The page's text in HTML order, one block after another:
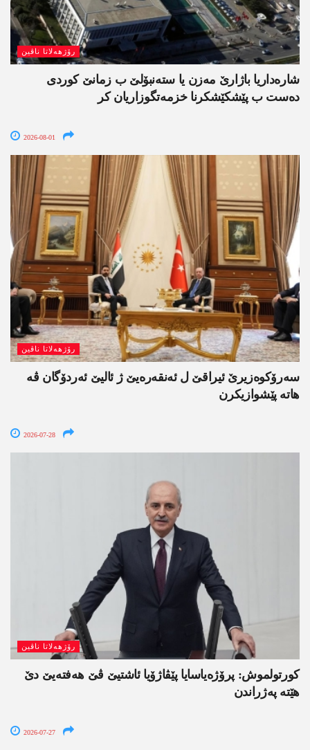
رۆژھەلاتا ناڤین
شارەداریا باژارێ مەزن یا ستەنبۆلێ ب زمانێ کوردی
دەست ب پێشکێشکرنا خزمەتگوزاریان کر
2026-08-01
رۆژھەلاتا ناڤین
سەرۆکوەزیرێ ئیراقێ ل ئەنقەرەیێ ژ ئالیێ ئەردۆگان ڤە
ھاتە پێشوازیکرن
2026-07-28
رۆژھەلاتا ناڤین
کورتولموش: پرۆژەیاسایا پێڤاژۆیا ئاشتیێ ڤێ ھەفتەیێ دێ
هێتە پەژراندن
2026-07-27